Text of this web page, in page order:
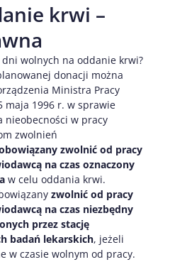
krwi –
wolnych na oddanie krwi?
donacji można
Ministra Pracy
maja 1996 r. w sprawie
w pracy
zwolnień
zwolnić od pracy
na czas oznaczony
w celu oddania krwi.
zwolnić od pracy
na czas niezbędny
przez stację
badań lekarskich, jeżeli
w czasie wolnym od pracy.